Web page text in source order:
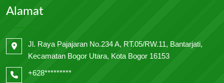
Alamat
Jl. Raya Pajajaran No.234 A, RT.05/RW.11, Bantarjati,
Kecamatan Bogor Utara, Kota Bogor 16153
+628*********